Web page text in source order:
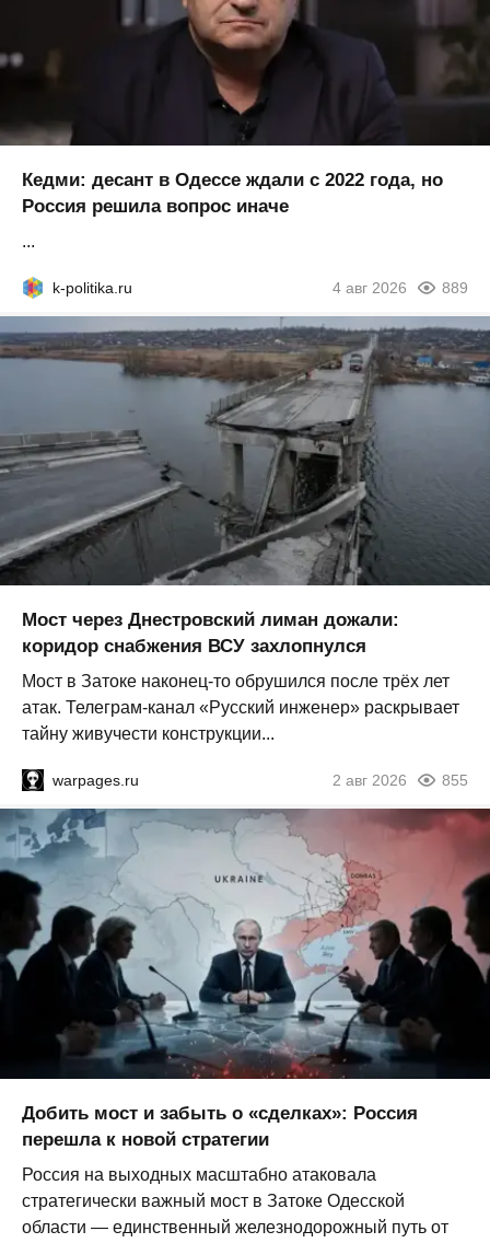
Кедми: десант в Одессе ждали с 2022 года, но
Россия решила вопрос иначе
...
k-politika.ru 4 авг 2026 889
Мост через Днестровский лиман дожали:
коридор снабжения ВСУ захлопнулся
Мост в Затоке наконец-то обрушился после трёх лет
атак. Телеграм-канал «Русский инженер» раскрывает
тайну живучести конструкции...
warpages.ru 2 авг 2026 855
Добить мост и забыть о «сделках»: Россия
перешла к новой стратегии
Россия на выходных масштабно атаковала
стратегически важный мост в Затоке Одесской
области — единственный железнодорожный путь от